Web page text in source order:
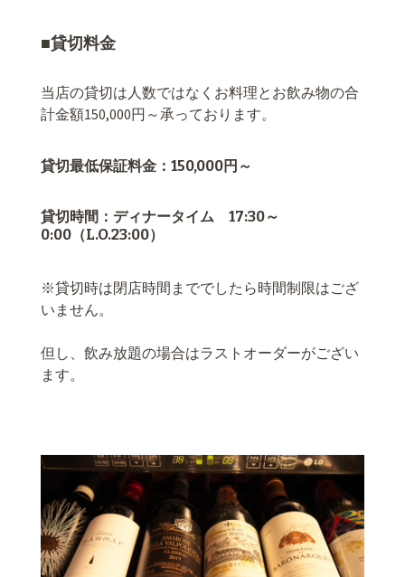
■貸切料金
当店の貸切は人数ではなくお料理とお飲み物の合
計金額150,000円～承っております。
貸切最低保証料金：150,000円～
貸切時間：ディナータイム 17:30～
0:00（L.O.23:00）
※貸切時は閉店時間まででしたら時間制限はござ
いません。
但し、飲み放題の場合はラストオーダーがござい
ます。